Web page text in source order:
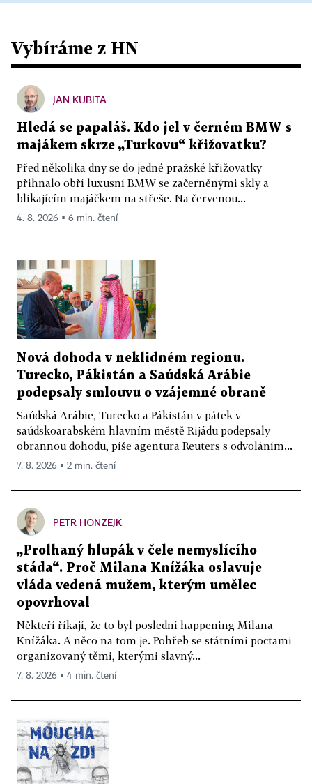
Vybíráme z HN
JAN KUBITA
Hledá se papaláš. Kdo jel v černém BMW s
majákem skrze „Turkovu“ křižovatku?
Před několika dny se do jedné pražské křižovatky
přihnalo obří luxusní BMW se začerněnými skly a
blikajícím majáčkem na střeše. Na červenou...
4. 8. 2026 ▪ 6 min. čtení
Nová dohoda v neklidném regionu.
Turecko, Pákistán a Saúdská Arábie
podepsaly smlouvu o vzájemné obraně
Saúdská Arábie, Turecko a Pákistán v pátek v
saúdskoarabském hlavním městě Rijádu podepsaly
obrannou dohodu, píše agentura Reuters s odvoláním...
7. 8. 2026 ▪ 2 min. čtení
PETR HONZEJK
„Prolhaný hlupák v čele nemyslícího
stáda“. Proč Milana Knížáka oslavuje
vláda vedená mužem, kterým umělec
opovrhoval
Někteří říkají, že to byl poslední happening Milana
Knížáka. A něco na tom je. Pohřeb se státními poctami
organizovaný těmi, kterými slavný...
7. 8. 2026 ▪ 4 min. čtení